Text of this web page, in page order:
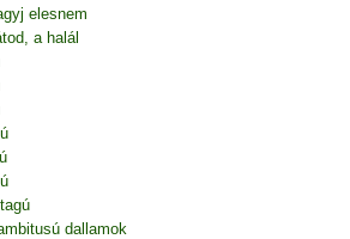
elesnem
a halál
dallamok